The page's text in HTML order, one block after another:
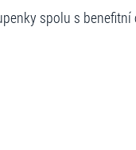
spolu s